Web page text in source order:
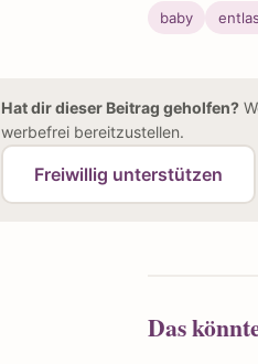
baby
Hat dir dieser Beitrag geholfen?
werbefrei bereitzustellen.
Freiwillig unterstützen
Das